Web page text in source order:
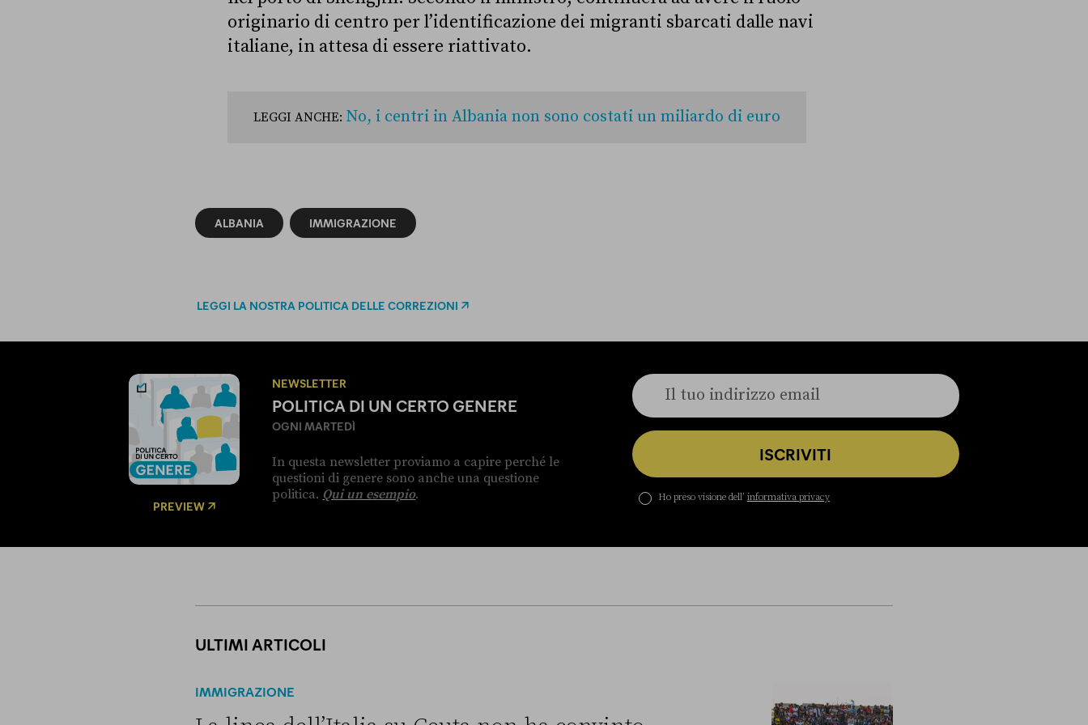
originario di centro per l’identificazione dei migranti sbarcati dalle navi
italiane, in attesa di essere riattivato.
LEGGI ANCHE: No, i centri in Albania non sono costati un miliardo di euro
ALBANIA IMMIGRAZIONE
LEGGI LA NOSTRA POLITICA DELLE CORREZIONI
PREVIEW
NEWSLETTER
POLITICA DI UN CERTO GENERE
OGNI MARTEDÌ
In questa newsletter proviamo a capire perché le
questioni di genere sono anche una questione
politica. Qui un esempio.
ISCRIVITI
Ho preso visione dell’ informativa privacy
ULTIMI ARTICOLI
IMMIGRAZIONE